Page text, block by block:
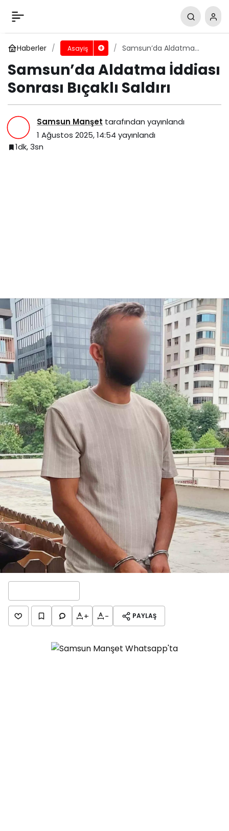
Haberler Asayiş
Samsun’da Aldatma
Saldırı
Samsun’da Aldatma İddiası
Sonrası Bıçaklı Saldırı
Samsun Manşet tarafından yayınlandı
1 Ağustos 2025, 14:54 yayınlandı
1dk, 3sn
+ - PAYLAŞ
Samsun’da Aldatma İddiası Sonrası Bıçaklı
Saldırı Paylaş